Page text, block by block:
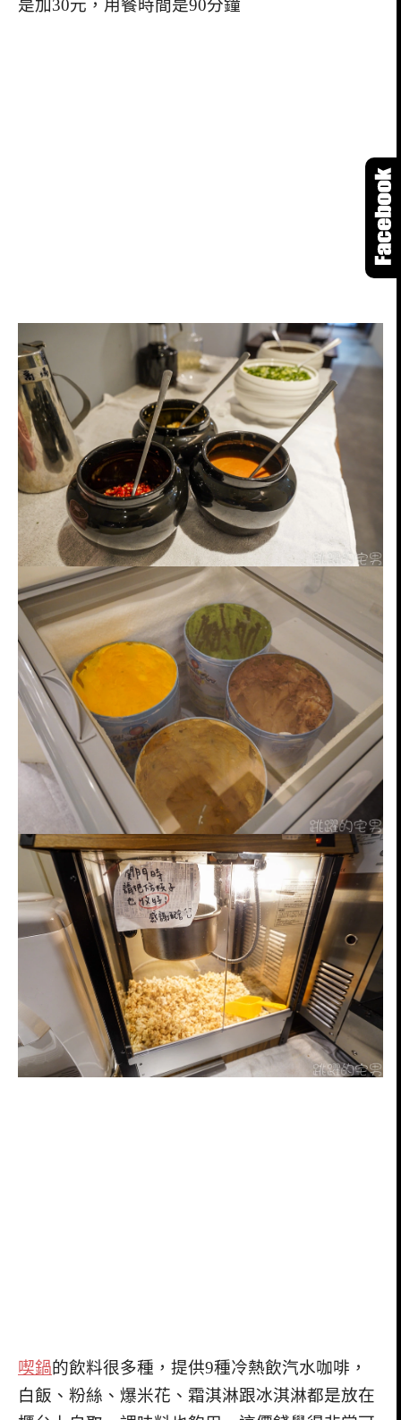
是加30元，用餐時間是90分鐘
喫鍋的飲料很多種，提供9種冷熱飲汽水咖啡，
白飯、粉絲、爆米花、霜淇淋跟冰淇淋都是放在